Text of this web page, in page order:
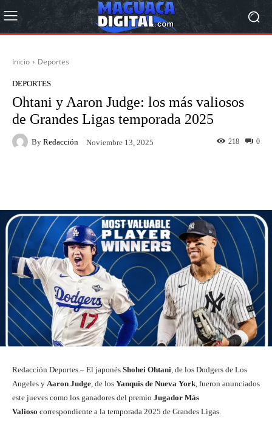
Inicio Deportes
DEPORTES
Ohtani y Aaron Judge: los más valiosos
de Grandes Ligas temporada 2025
By Redacción Noviembre 13, 2025 0
218
Redacción Deportes.– El japonés Shohei Ohtani , de los Dodgers de Los
Angeles y Aaron Judge , de los Yanquis de Nueva York , fueron anunciados
este jueves como los ganadores del premio Jugador Más
Valioso correspondiente a la temporada 2025 de Grandes Ligas.